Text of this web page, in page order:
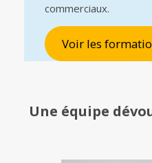
commerciaux.
Voir les
Une équipe